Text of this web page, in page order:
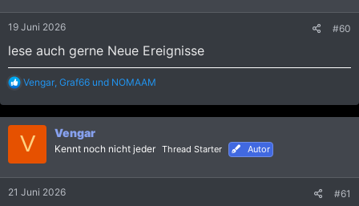
n
19 Juni 2026 #60
lese auch gerne Neue Ereignisse
R
a
k
i
n
Vengar Graf66 und NOMAAM
V Vengar
Kennt noch nicht jeder Thread Starter Autor
21 Juni 2026 #61